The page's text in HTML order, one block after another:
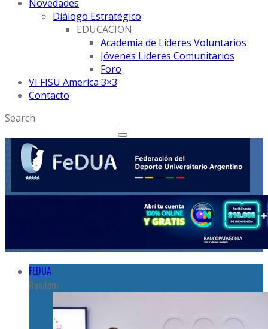
Novedades
Diálogo Estratégico
EDUCACION
Academia de Lideres Voluntarios
Jóvenes Lideres Comunitarios
Foro
VI FISU America 3×3
Contacto
Search
FEDUA
Random